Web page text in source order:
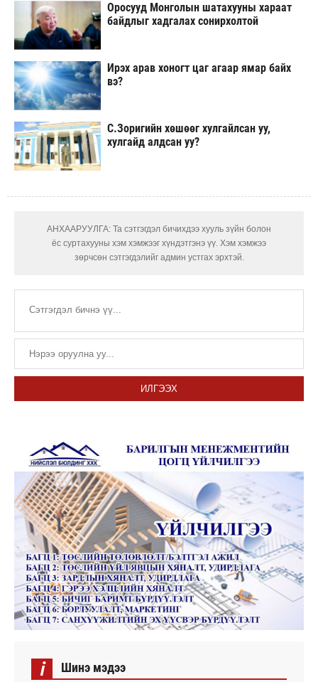
Оросууд Монголын шатахууны хараат
байдлыг хадгалах сонирхолтой
Ирэх арав хоногт цаг агаар ямар байх
вэ?
С.Зоригийн хөшөөг хулгайлсан уу,
хулгайд алдсан уу?
АНХААРУУЛГА: Та сэтгэгдэл бичихдээ хууль зүйн болон
ёс суртахууны хэм хэмжээг хүндэтгэнэ үү. Хэм хэмжээ
зөрчсөн сэтгэгдэлийг админ устгах эрхтэй.
ИЛГЭЭХ
i Шинэ мэдээ